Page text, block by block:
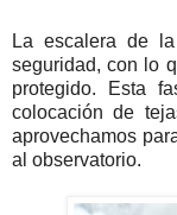
La escalera de
seguridad, con lo
protegido. Esta
colocación de
aprovechamos
al observatorio.